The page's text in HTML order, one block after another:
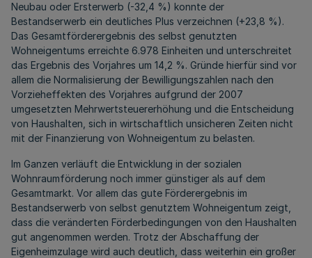
Neubau oder Ersterwerb (-32,4 %) konnte der
Bestandserwerb ein deutliches Plus verzeichnen (+23,8 %).
Das Gesamtförderergebnis des selbst genutzten
Wohneigentums erreichte 6.978 Einheiten und unterschreitet
das Ergebnis des Vorjahres um 14,2 %. Gründe hierfür sind vor
allem die Normalisierung der Bewilligungszahlen nach den
Vorzieheffekten des Vorjahres aufgrund der 2007
umgesetzten Mehrwertsteuererhöhung und die Entscheidung
von Haushalten, sich in wirtschaftlich unsicheren Zeiten nicht
mit der Finanzierung von Wohneigentum zu belasten.
Im Ganzen verläuft die Entwicklung in der sozialen
Wohnraumförderung noch immer günstiger als auf dem
Gesamtmarkt. Vor allem das gute Förderergebnis im
Bestandserwerb von selbst genutztem Wohneigentum zeigt,
dass die veränderten Förderbedingungen von den Haushalten
gut angenommen werden. Trotz der Abschaffung der
Eigenheimzulage wird auch deutlich, dass weiterhin ein großer